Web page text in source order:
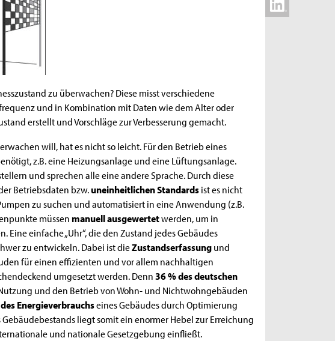
zu überwachen? Diese misst verschiedene
und in Kombination mit Daten wie dem Alter oder
erstellt und Vorschläge zur Verbesserung gemacht.
will, hat es nicht so leicht. Für den Betrieb eines
z.B. eine Heizungsanlage und eine Lüftungsanlage.
und sprechen alle eine andere Sprache. Durch diese
Betriebsdaten bzw.uneinheitlichen Standardsist es nicht
zu suchen und automatisiert in eine Anwendung (z.B.
müssen manuell ausgewertetwerden, um in
einfache „Uhr“, die den Zustand jedes Gebäudes
zu entwickeln. Dabei ist dieZustandserfassungund
für einen effizienten und vor allem nachhaltigen
umgesetzt werden. Denn36 % des deutschen
und den Betrieb von Wohn- und Nichtwohngebäuden
Energieverbrauchseines Gebäudes durch Optimierung
liegt somit ein enormer Hebel zur Erreichung
und nationale Gesetzgebung einfließt.